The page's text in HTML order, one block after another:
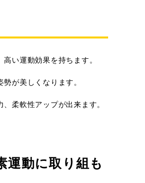
高い運動効果を持ちます。
勢が美しくなります。
柔軟性アップが出来ます。
運動に取り組も